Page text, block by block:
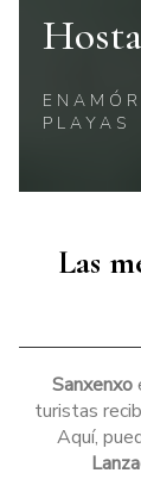
PLAYAS
Las
Sanxenxo
turistas
Aquí,